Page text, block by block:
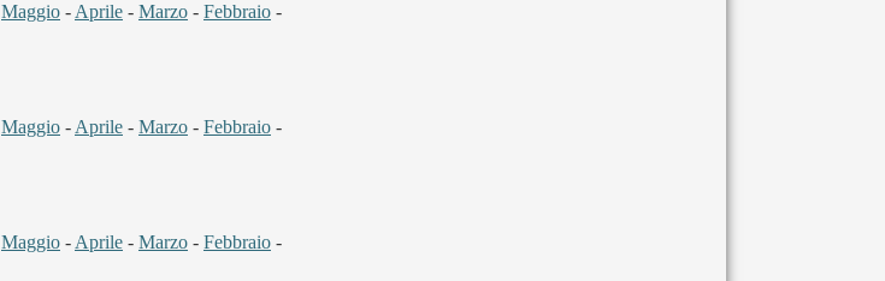
Maggio - Aprile - Marzo - Febbraio -
Maggio - Aprile - Marzo - Febbraio -
Maggio - Aprile - Marzo - Febbraio -